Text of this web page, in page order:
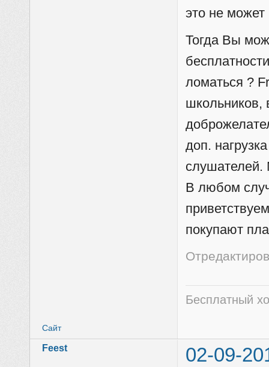
это не может
Тогда Вы
ломаться ?
школьников,
доп.
слушателей.
В любом
покупают
Бесплатный
Сайт
Feest 02-09-